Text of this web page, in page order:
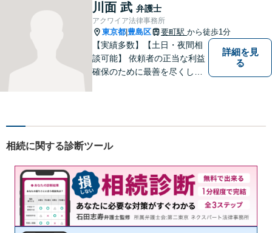
産、離婚、労働、借金トラブ
ルならお任せください。【企
業側にも対応】【池袋駅5分】
川面 武 弁護士
アクワイア法律事務所
東京都 豊島区 要町駅 から徒歩1分
【実績多数】【土日・夜間相
談可能】 依頼者の正当な利益
確保のために最善を尽くして
詳細を見
る
相続に関する診断ツール